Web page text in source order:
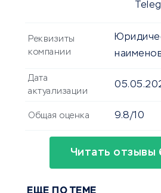
Реквизиты
компании
Дата
актуализации
Общая оценка 9.8/10
Читать отзывы